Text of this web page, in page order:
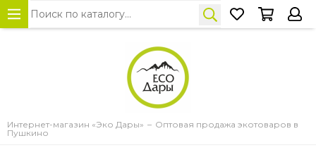
Интернет-магазин «Эко Дары»
Оптовая продажа экотоваров в
Пушкино